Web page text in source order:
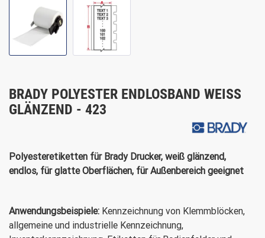
BRADY POLYESTER ENDLOSBAND WEISS G
LÄNZEND - 423
Polyesteretiketten für Brady Drucker, weiß glänzend,
endlos, für glatte Oberflächen, für Außenbereich geeignet
Anwendungsbeispiele: Kennzeichnung von Klemmblöcken,
allgemeine und industrielle Kennzeichnung,